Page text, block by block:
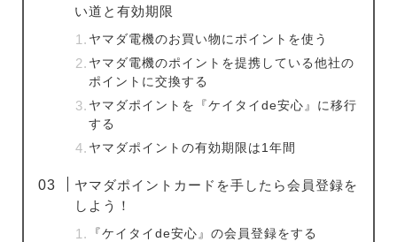
い道と有効期限
ヤマダ電機のお買い物にポイントを使う
ヤマダ電機のポイントを提携している他社の
ポイントに交換する
ヤマダポイントを『ケイタイde安心』に移行
する
ヤマダポイントの有効期限は1年間
ヤマダポイントカードを手したら会員登録を
しよう！
『ケイタイde安心』の会員登録をする